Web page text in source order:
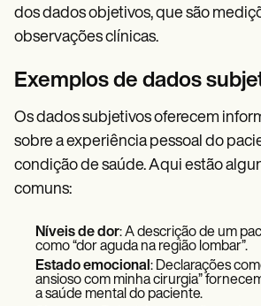
dos dados objetivos, que são
observações clínicas.
Exemplos de dados
Os dados subjetivos oferecem
sobre a experiência pessoal do
condição de saúde. Aqui estão
comuns:
Níveis de dor: A descrição de um
como “dor aguda na região lombar”.
Estado emocional: Declarações
ansioso com minha cirurgia”
a saúde mental do paciente.